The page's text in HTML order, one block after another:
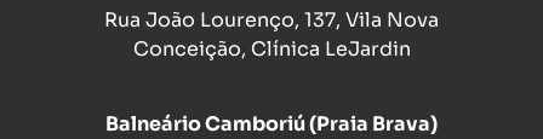
Rua João Lourenço, 137, Vila Nova
Conceição, Clínica LeJardin
Balneário Camboriú (Praia Brava)